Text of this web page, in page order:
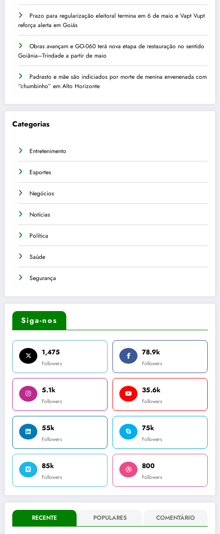
Prazo para regularização eleitoral termina em 6 de maio e Vapt Vupt
reforça alerta em Goiás
Obras avançam e GO-060 terá nova etapa de restauração no sentido
Goiânia–Trindade a partir de maio
Padrasto e mãe são indiciados por morte de menina envenenada com
“chumbinho” em Alto Horizonte
Categorias
Entretenimento
Esportes
Negócios
Notícias
Política
Saúde
Segurança
Siga-nos
1,475
Followers
78.9k
Followers
5.1k
Followers
35.6k
Followers
55k
Followers
75k
Followers
85k
Followers
800
Followers
RECENTE POPULARES COMENTÁRIO